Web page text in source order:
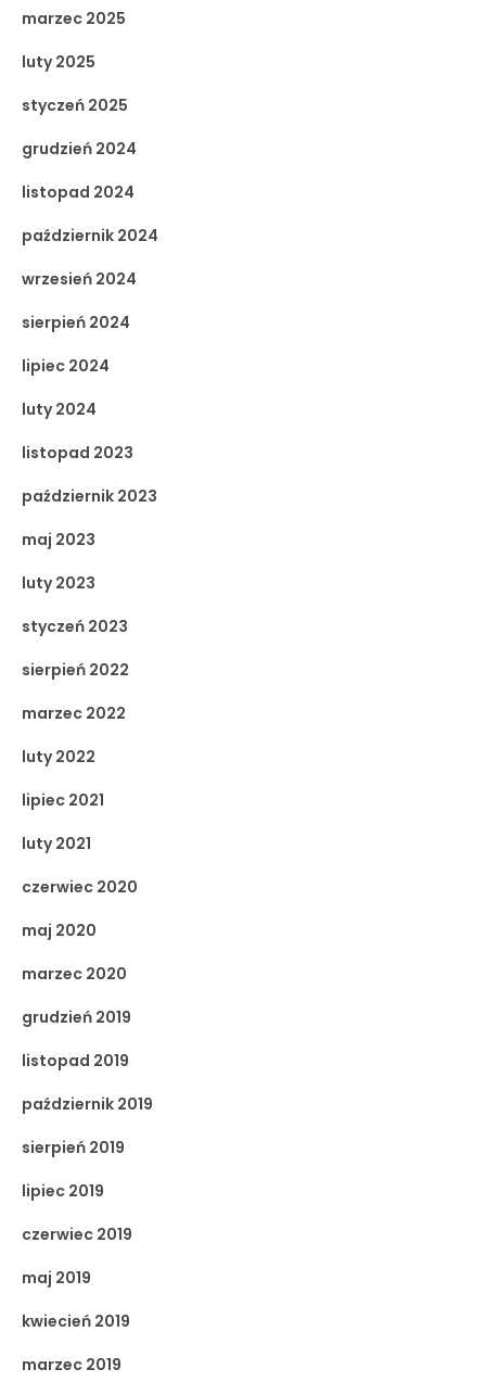
marzec 2025
luty 2025
styczeń 2025
grudzień 2024
listopad 2024
październik 2024
wrzesień 2024
sierpień 2024
lipiec 2024
luty 2024
listopad 2023
październik 2023
maj 2023
luty 2023
styczeń 2023
sierpień 2022
marzec 2022
luty 2022
lipiec 2021
luty 2021
czerwiec 2020
maj 2020
marzec 2020
grudzień 2019
listopad 2019
październik 2019
sierpień 2019
lipiec 2019
czerwiec 2019
maj 2019
kwiecień 2019
marzec 2019